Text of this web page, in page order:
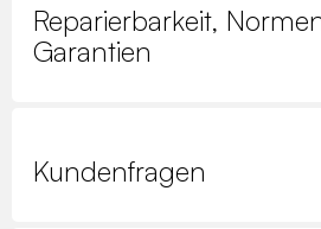
Reparierbarkeit,
Garantien
Kundenfragen